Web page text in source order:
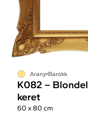
Arany Barokk
K082 – Blondel
keret
60 x 80 cm